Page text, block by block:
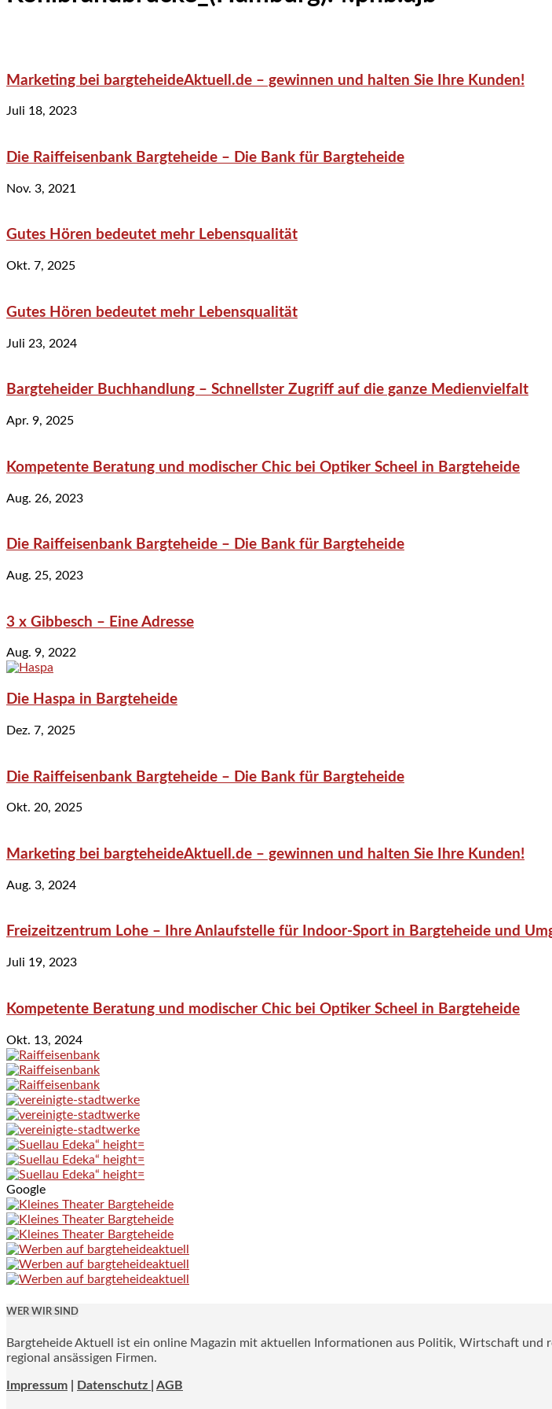
Marketing bei bargteheideAktuell.de – gewinnen und halten Sie Ihre Kunden!
Juli 18, 2023
Die Raiffeisenbank Bargteheide – Die Bank für Bargteheide
Nov. 3, 2021
Gutes Hören bedeutet mehr Lebensqualität
Okt. 7, 2025
Gutes Hören bedeutet mehr Lebensqualität
Juli 23, 2024
Bargteheider Buchhandlung – Schnellster Zugriff auf die ganze Medienvielfalt
Apr. 9, 2025
Kompetente Beratung und modischer Chic bei Optiker Scheel in Bargteheide
Aug. 26, 2023
Die Raiffeisenbank Bargteheide – Die Bank für Bargteheide
Aug. 25, 2023
3 x Gibbesch – Eine Adresse
Aug. 9, 2022
Die Haspa in Bargteheide
Dez. 7, 2025
Die Raiffeisenbank Bargteheide – Die Bank für Bargteheide
Okt. 20, 2025
Marketing bei bargteheideAktuell.de – gewinnen und halten Sie Ihre Kunden!
Aug. 3, 2024
Freizeitzentrum Lohe – Ihre Anlaufstelle für Indoor-Sport in Bargteheide und
Juli 19, 2023
Kompetente Beratung und modischer Chic bei Optiker Scheel in Bargteheide
Okt. 13, 2024
Google
WER WIR SIND
Bargteheide Aktuell ist ein online Magazin mit aktuellen Informationen aus Politik, Wirtschaft und
regional ansässigen Firmen.
Impressum Datenschutz | AGB